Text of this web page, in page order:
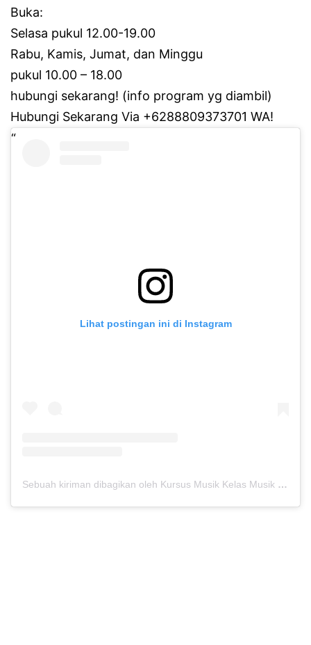
Buka:
Selasa pukul 12.00-19.00
Rabu, Kamis, Jumat, dan Minggu
pukul 10.00 – 18.00
hubungi sekarang! (info program yg diambil)
Hubungi Sekarang Via +6288809373701 WA!
Lihat postingan ini di Instagram
Sebuah kiriman dibagikan oleh Kursus Musik Kelas Musik (@kelasmusik)